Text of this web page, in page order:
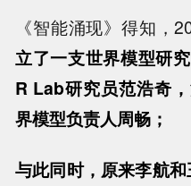
《智能涌现》得知，
立了一支世界模型研
R Lab研究员范浩奇
界模型负责人周畅；
与此同时，原来李航